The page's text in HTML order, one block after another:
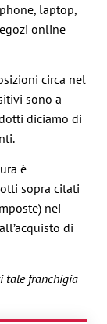
laptop,
online
circa nel
sono a
diciamo di
è
sopra citati
nei
di
tale franchigia